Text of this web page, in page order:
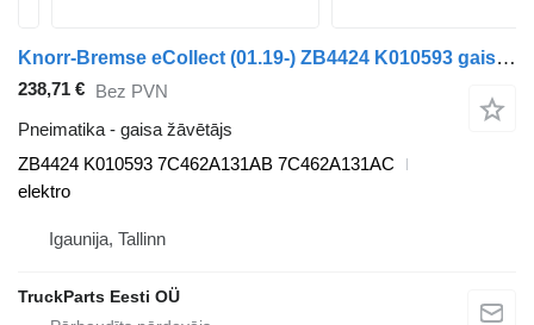
Knorr-Bremse eCollect (01.19-) ZB4424 K010593 gaisa žāvētājs paredzēts Dennis eCollect Terberg YT Magtec (2019-) vilcēja
238,71 € Bez PVN
Pneimatika - gaisa žāvētājs
ZB4424 K010593 7C462A131AB 7C462A131AC
elektro
Igaunija, Tallinn
TruckParts Eesti OÜ